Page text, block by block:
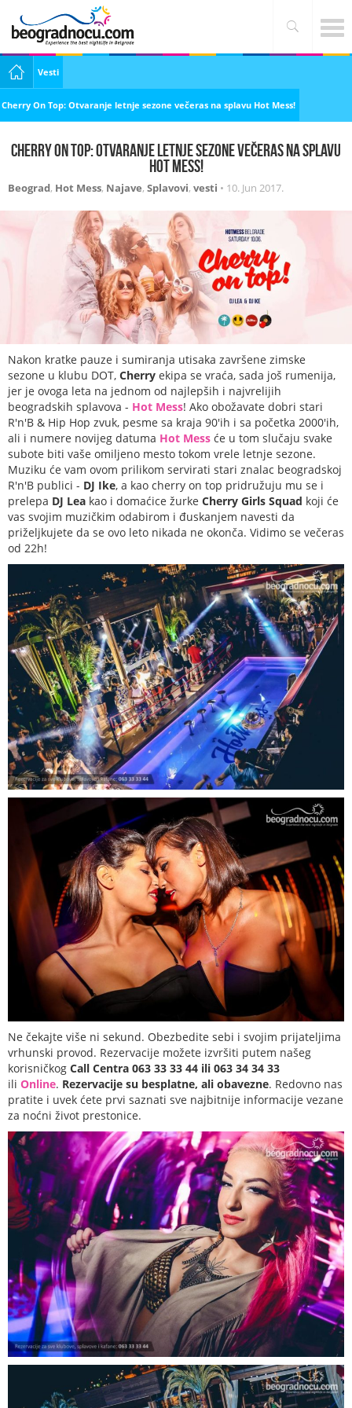
Vesti
Cherry On Top: Otvaranje letnje sezone večeras na splavu Hot Mess!
Cherry On Top: Otvaranje letnje sezone večeras na splavu
Hot Mess!
Beograd, Hot Mess, Najave, Splavovi, vesti • 10. Jun 2017.
Nakon kratke pauze i sumiranja utisaka završene zimske
sezone u klubu DOT, Cherry ekipa se vraća, sada još rumenija,
jer je ovoga leta na jednom od najlepših i najvrelijih
beogradskih splavova - Hot Mess! Ako obožavate dobri stari
R'n'B & Hip Hop zvuk, pesme sa kraja 90'ih i sa početka 2000'ih,
ali i numere novijeg datuma Hot Mess će u tom slučaju svake
subote biti vaše omiljeno mesto tokom vrele letnje sezone.
Muziku će vam ovom prilikom servirati stari znalac beogradskoj
R'n'B publici - DJ Ike, a kao cherry on top pridružuju mu se i
prelepa DJ Lea kao i domaćice žurke Cherry Girls Squad koji će
vas svojim muzičkim odabirom i đuskanjem navesti da
priželjkujete da se ovo leto nikada ne okonča. Vidimo se večeras
od 22h!
Ne čekajte više ni sekund. Obezbedite sebi i svojim prijateljima
vrhunski provod. Rezervacije možete izvršiti putem našeg
korisničkog Call Centra 063 33 33 44 ili 063 34 34 33
ili Online. Rezervacije su besplatne, ali obavezne. Redovno nas
pratite i uvek ćete prvi saznati sve najbitnije informacije vezane
za noćni život prestonice.